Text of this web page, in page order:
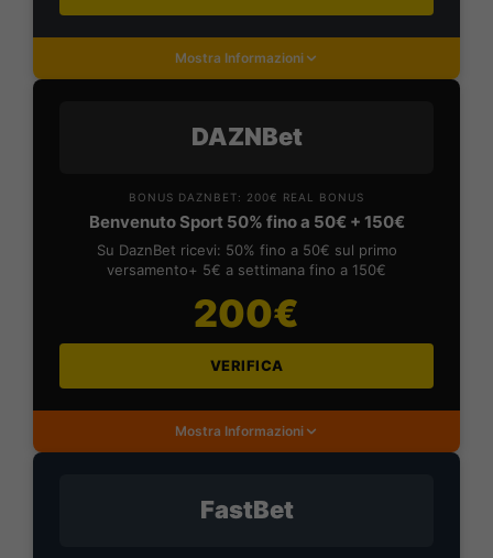
Mostra Informazioni
DAZNBet
BONUS DAZNBET: 200€ REAL BONUS
Benvenuto Sport 50% fino a 50€ + 150€
Su DaznBet ricevi: 50% fino a 50€ sul primo
versamento+ 5€ a settimana fino a 150€
200€
VERIFICA
Mostra Informazioni
FastBet